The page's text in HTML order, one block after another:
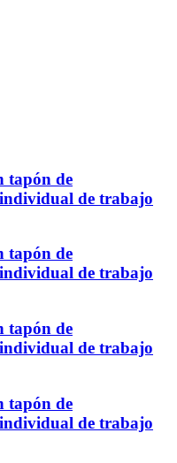
tapón de
de trabajo
tapón de
de trabajo
tapón de
de trabajo
tapón de
de trabajo